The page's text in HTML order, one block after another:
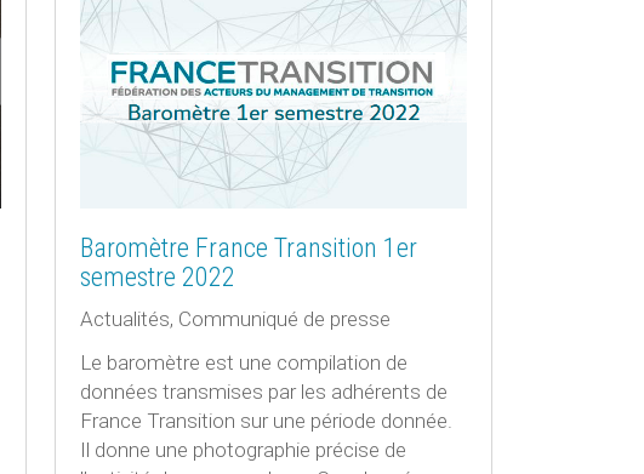
Baromètre France Transition 1er
semestre 2022
Actualités, Communiqué de presse
Le baromètre est une compilation de
données transmises par les adhérents de
France Transition sur une période donnée.
Il donne une photographie précise de